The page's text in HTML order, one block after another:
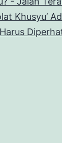
Khusyu’